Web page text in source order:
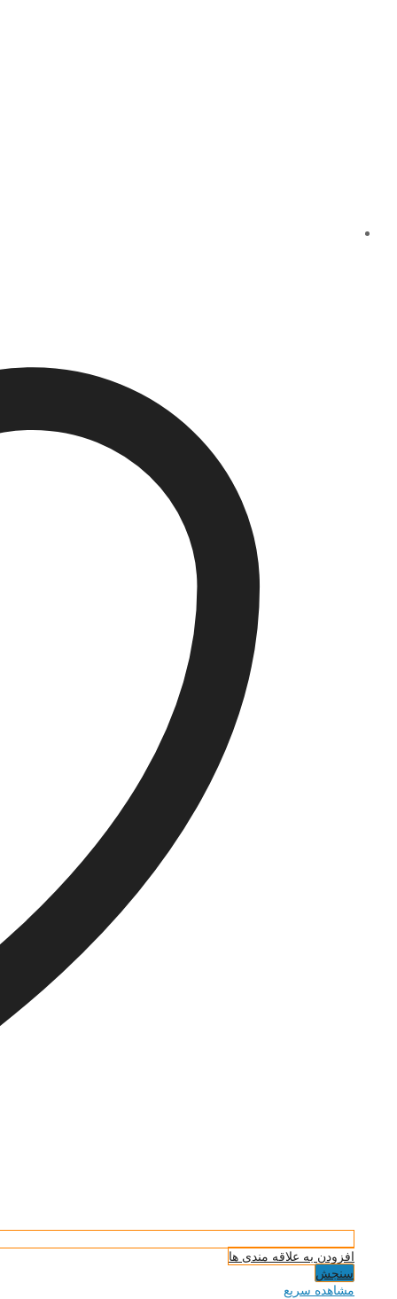
افزودن به علاقه مندی ها
سنجش
مشاهده سریع